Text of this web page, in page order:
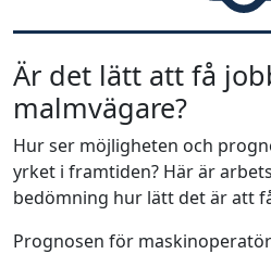
Är det lätt att få
malmvägare?
Hur ser möjligheten och
yrket i framtiden? Här är
bedömning hur lätt det är att
Prognosen för